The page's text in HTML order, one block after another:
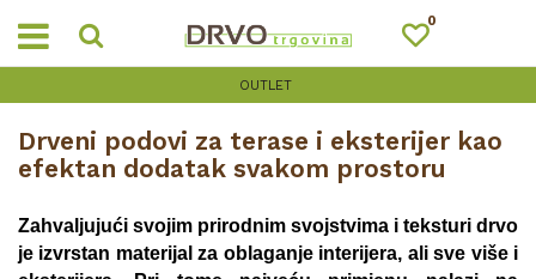
0
OUTLET
Drveni podovi za terase i eksterijer kao
efektan dodatak svakom prostoru
Zahvaljujući svojim prirodnim svojstvima i teksturi drvo
je izvrstan materijal za oblaganje interijera, ali sve više i